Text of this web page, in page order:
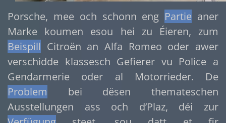
Porsche, mee och schonn eng Partie aner
Marke koumen esou hei zu Éieren, zum
Beispill Citroën an Alfa Romeo oder awer
verschidde klassesch Gefierer vu Police a
Gendarmerie oder al Motorrieder. De
Problem bei dësen themateschen
Ausstellungen ass och d’Plaz, déi zur